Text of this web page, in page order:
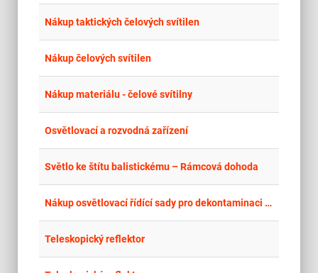
Nákup taktických čelových svítilen
Nákup čelových svítilen
Nákup materiálu - čelové svítilny
Osvětlovací a rozvodná zařízení
Světlo ke štítu balistickému – Rámcová dohoda
Nákup osvětlovací řídící sady pro dekontaminaci a trasílek
Teleskopický reflektor